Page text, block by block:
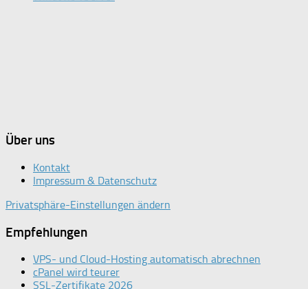
Über uns
Kontakt
Impressum & Datenschutz
Privatsphäre-Einstellungen ändern
Empfehlungen
VPS- und Cloud-Hosting automatisch abrechnen
cPanel wird teurer
SSL-Zertifikate 2026